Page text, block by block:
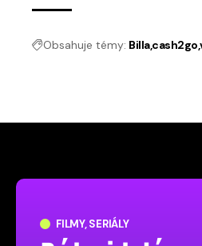
Obsahuje témy: Billacash2go
FILMY, SERIÁLY